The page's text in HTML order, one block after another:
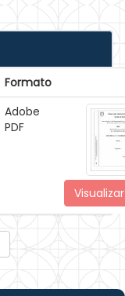
Formato
Adobe
PDF